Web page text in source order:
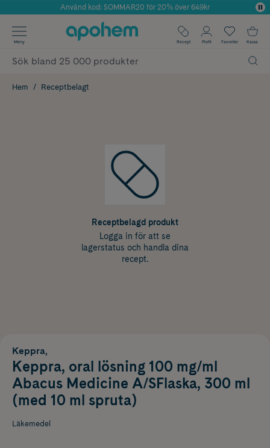
Årets Butik 2025 inom Skönhet
Använd kod: SOMMAR20 för 20% över 649kr
✓ Fri frakt
✓ Poäng på alla köp*
Meny Recept Profil Favoriter Kassa
Hem Receptbelagt
Receptbelagd produkt
Logga in för att se
lagerstatus och handla dina
recept.
Keppra,
Keppra, oral lösning 100 mg/ml
Abacus Medicine A/SFlaska, 300 ml
(med 10 ml spruta)
Läkemedel